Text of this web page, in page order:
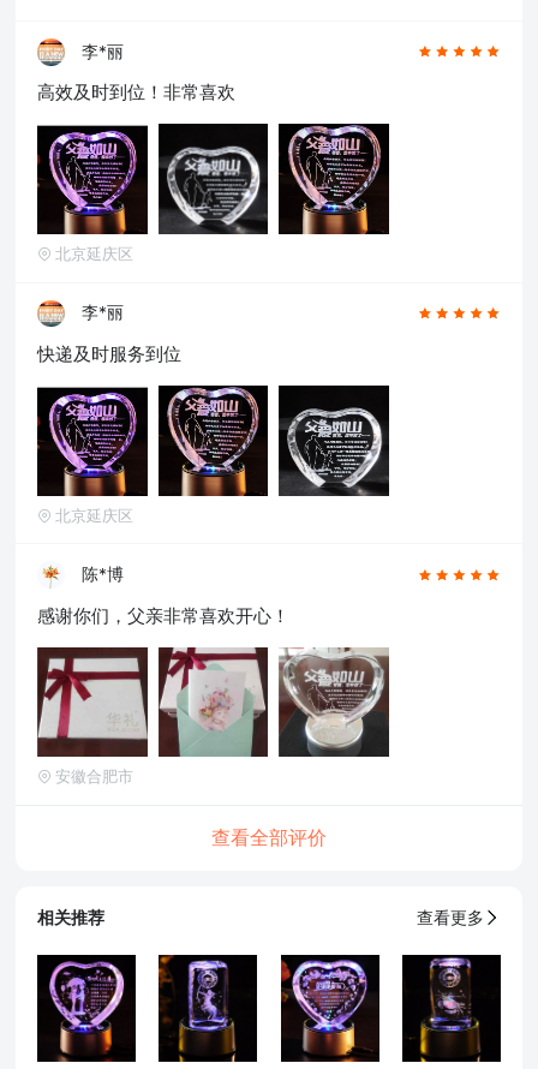
李*丽
高效及时到位！非常喜欢
北京延庆区
李*丽
快递及时服务到位
北京延庆区
陈*博
感谢你们，父亲非常喜欢开心！
安徽合肥市
查看全部评价
相关推荐 查看更多